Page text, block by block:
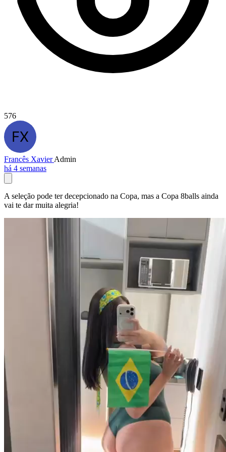
576
Francês XavierAdmin
há 4 semanas
A seleção pode ter decepcionado na Copa, mas a Copa 8balls ainda
vai te dar muita alegria!